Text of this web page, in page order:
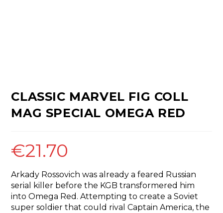
CLASSIC MARVEL FIG COLL
MAG SPECIAL OMEGA RED
€21.70
Arkady Rossovich was already a feared Russian
serial killer before the KGB transformered him
into Omega Red. Attempting to create a Soviet
super soldier that could rival Captain America, the